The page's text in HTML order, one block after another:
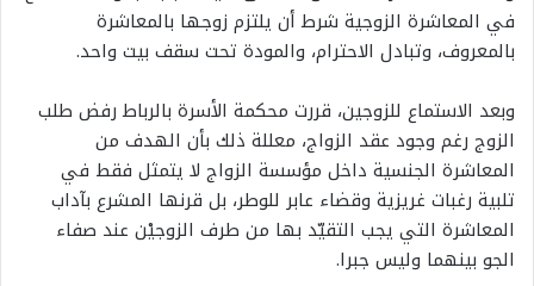
في المعاشرة الزوجية شرط أن يلتزم زوجها بالمعاشرة
بالمعروف، وتبادل الاحترام، والمودة تحت سقف بيت واحد.
وبعد الاستماع للزوجين، قررت محكمة الأسرة بالرباط رفض طلب
الزوج رغم وجود عقد الزواج، معللة ذلك بأن الهدف من
المعاشرة الجنسية داخل مؤسسة الزواج لا يتمثل فقط في
تلبية رغبات غريزية وقضاء عابر للوطر، بل قرنها المشرع بآداب
المعاشرة التي يجب التقيّد بها من طرف الزوجيْن عند صفاء
الجو بينهما وليس جبرا.